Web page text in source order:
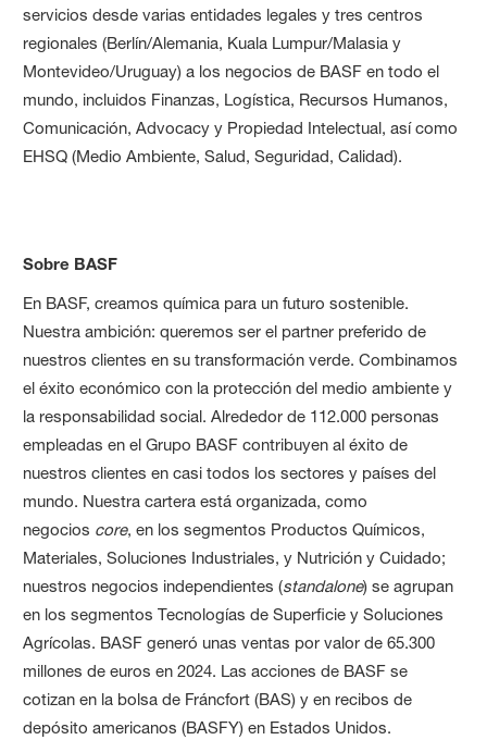
servicios desde varias entidades legales y tres centros
regionales (Berlín/Alemania, Kuala Lumpur/Malasia y
Montevideo/Uruguay) a los negocios de BASF en todo el
mundo, incluidos Finanzas, Logística, Recursos Humanos,
Comunicación, Advocacy y Propiedad Intelectual, así como
EHSQ (Medio Ambiente, Salud, Seguridad, Calidad).
Sobre BASF
En BASF, creamos química para un futuro sostenible.
Nuestra ambición: queremos ser el partner preferido de
nuestros clientes en su transformación verde. Combinamos
el éxito económico con la protección del medio ambiente y
la responsabilidad social. Alrededor de 112.000 personas
empleadas en el Grupo BASF contribuyen al éxito de
nuestros clientes en casi todos los sectores y países del
mundo. Nuestra cartera está organizada, como
negocios core, en los segmentos Productos Químicos,
Materiales, Soluciones Industriales, y Nutrición y Cuidado;
nuestros negocios independientes (standalone) se agrupan
en los segmentos Tecnologías de Superficie y Soluciones
Agrícolas. BASF generó unas ventas por valor de 65.300
millones de euros en 2024. Las acciones de BASF se
cotizan en la bolsa de Fráncfort (BAS) y en recibos de
depósito americanos (BASFY) en Estados Unidos.